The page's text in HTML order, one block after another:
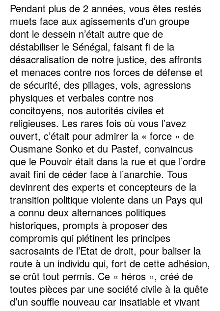
Pendant plus de 2 années, vous êtes restés
muets face aux agissements d’un groupe
dont le dessein n’était autre que de
déstabiliser le Sénégal, faisant fi de la
désacralisation de notre justice, des affronts
et menaces contre nos forces de défense et
de sécurité, des pillages, vols, agressions
physiques et verbales contre nos
concitoyens, nos autorités civiles et
religieuses. Les rares fois où vous l’avez
ouvert, c’était pour admirer la « force » de
Ousmane Sonko et du Pastef, convaincus
que le Pouvoir était dans la rue et que l’ordre
avait fini de céder face à l’anarchie. Tous
devinrent des experts et concepteurs de la
transition politique violente dans un Pays qui
a connu deux alternances politiques
historiques, prompts à proposer des
compromis qui piétinent les principes
sacrosaints de l’Etat de droit, pour baliser la
route à un individu qui, fort de cette adhésion,
se crût tout permis. Ce « héros », créé de
toutes pièces par une société civile à la quête
d’un souffle nouveau car insatiable et vivant